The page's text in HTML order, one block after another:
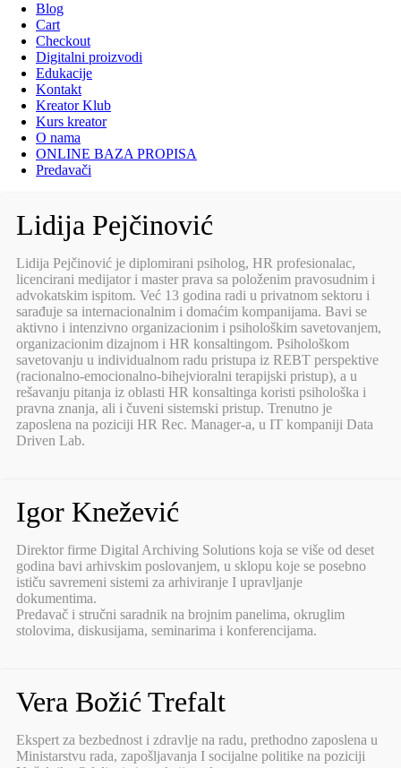
Blog
Cart
Checkout
Digitalni proizvodi
Edukacije
Kontakt
Kreator Klub
Kurs kreator
O nama
ONLINE BAZA PROPISA
Predavači
Lidija Pejčinović
Lidija Pejčinović je diplomirani psiholog, HR profesionalac,
licencirani medijator i master prava sa položenim pravosudnim i
advokatskim ispitom. Već 13 godina radi u privatnom sektoru i
sarađuje sa internacionalnim i domaćim kompanijama. Bavi se
aktivno i intenzivno organizacionim i psihološkim savetovanjem,
organizacionim dizajnom i HR konsaltingom. Psihološkom
savetovanju u individualnom radu pristupa iz REBT perspektive
(racionalno-emocionalno-bihejvioralni terapijski pristup), a u
rešavanju pitanja iz oblasti HR konsaltinga koristi psihološka i
pravna znanja, ali i čuveni sistemski pristup. Trenutno je
zaposlena na poziciji HR Rec. Manager-a, u IT kompaniji Data
Driven Lab.
Igor Knežević
Direktor firme Digital Archiving Solutions koja se više od deset
godina bavi arhivskim poslovanjem, u sklopu koje se posebno
ističu savremeni sistemi za arhiviranje I upravljanje
dokumentima.
Predavač i stručni saradnik na brojnim panelima, okruglim
stolovima, diskusijama, seminarima i konferencijama.
Vera Božić Trefalt
Ekspert za bezbednost i zdravlje na radu, prethodno zaposlena u
Ministarstvu rada, zapošljavanja I socijalne politike na poziciji